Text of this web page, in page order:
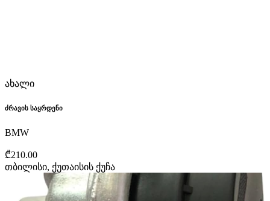
ახალი
ძრავის საყრდენი
BMW
₾210.00
თბილისი, ქუთაისის ქუჩა